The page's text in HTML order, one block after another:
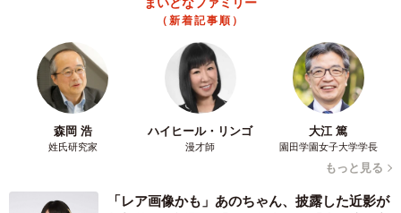
ニシキアナゴの名前の由来は…
ところで、来場者の年代や性別を見て配る内容を選んで
いるんですかと聞くと、「あくまで生態について知っても
らうためのカードですから、特にそういうことをしていま
せん」（同）とのこと。何がもらえるかはお楽しみだ。途
まいどなファミリー
（新着記事順）
森岡 浩
姓氏研究家
ハイヒール・リンゴ
漫才師
大江 篤
園田学園女子大学学長
もっと見る
「レア画像かも」あのちゃん、披露した近影が